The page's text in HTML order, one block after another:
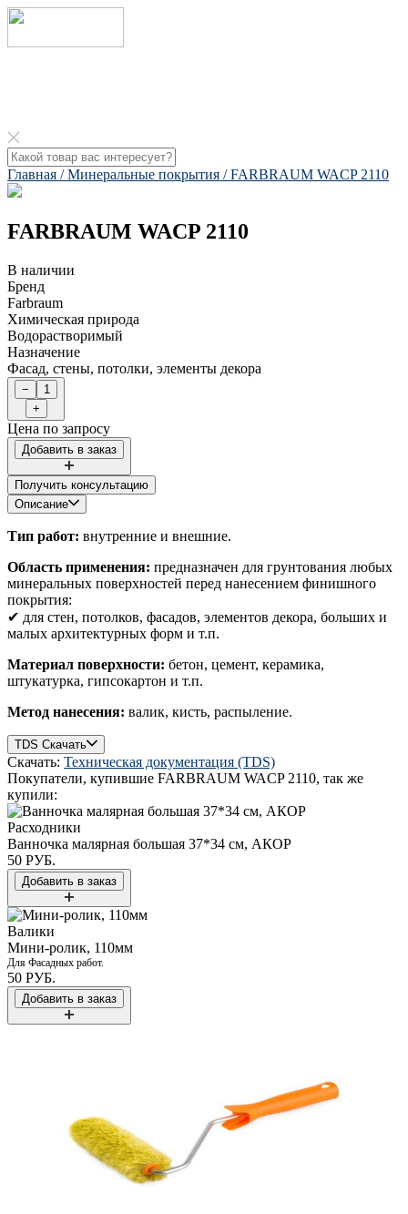
Главная /Минеральные покрытия /FARBRAUM WACP 2110​
FARBRAUM WACP 2110​
В наличии
Бренд
Farbraum
Химическая природа
Водорастворимый
Назначение
Фасад, стены, потолки, элементы декора
Цена по запросу
Получить консультацию
Описание
Тип работ: внутренние и внешние.
Область применения: предназначен для грунтования любых
минеральных поверхностей перед нанесением финишного
покрытия:
✔ для стен, потолков, фасадов, элементов декора, больших и
малых архитектурных форм и т.п.
Материал поверхности: бетон, цемент, керамика,
штукатурка, гипсокартон и т.п.
Метод нанесения: валик, кисть, распыление.
TDS Скачать
Скачать: Техническая документация (TDS)
Покупатели, купившие FARBRAUM WACP 2110​, так же
купили:
Расходники
Ванночка малярная большая 37*34 см, АКОР
50 РУБ.
Валики
Мини-ролик, 110мм
Для Фасадных работ.
50 РУБ.